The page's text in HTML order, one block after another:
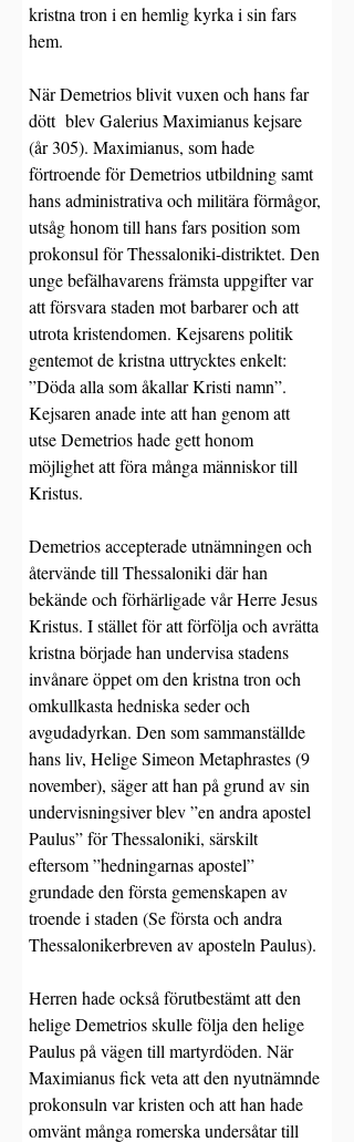
kristna tron i en hemlig kyrka i sin fars
hem.
När Demetrios blivit vuxen och hans far
dött  blev Galerius Maximianus kejsare
(år 305). Maximianus, som hade
förtroende för Demetrios utbildning samt
hans administrativa och militära förmågor,
utsåg honom till hans fars position som
prokonsul för Thessaloniki-distriktet. Den
unge befälhavarens främsta uppgifter var
att försvara staden mot barbarer och att
utrota kristendomen. Kejsarens politik
gentemot de kristna uttrycktes enkelt:
”Döda alla som åkallar Kristi namn”.
Kejsaren anade inte att han genom att
utse Demetrios hade gett honom
möjlighet att föra många människor till
Kristus.
Demetrios accepterade utnämningen och
återvände till Thessaloniki där han
bekände och förhärligade vår Herre Jesus
Kristus. I stället för att förfölja och avrätta
kristna började han undervisa stadens
invånare öppet om den kristna tron och
omkullkasta hedniska seder och
avgudadyrkan. Den som sammanställde
hans liv, Helige Simeon Metaphrastes (9
november), säger att han på grund av sin
undervisningsiver blev ”en andra apostel
Paulus” för Thessaloniki, särskilt
eftersom ”hedningarnas apostel”
grundade den första gemenskapen av
troende i staden (Se första och andra
Thessalonikerbreven av aposteln Paulus).
Herren hade också förutbestämt att den
helige Demetrios skulle följa den helige
Paulus på vägen till martyrdöden. När
Maximianus fick veta att den nyutnämnde
prokonsuln var kristen och att han hade
omvänt många romerska undersåtar till